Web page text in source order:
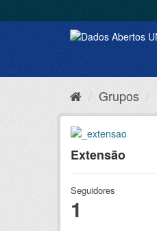
Grupos
Extensão
Seguidores
1